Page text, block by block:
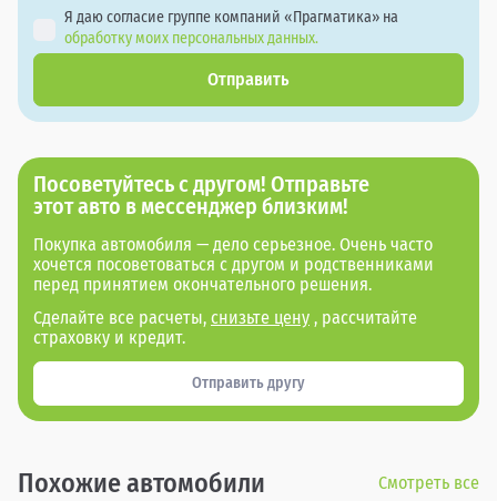
Я даю согласие группе компаний «Прагматика» на
обработку моих персональных данных.
Отправить
Посоветуйтесь с другом! Отправьте
этот авто в мессенджер близким!
Покупка автомобиля — дело серьезное. Очень часто
хочется посоветоваться с другом и родственниками
перед принятием окончательного решения.
Сделайте все расчеты, снизьте цену , рассчитайте
страховку и кредит.
Отправить другу
Похожие автомобили Смотреть все